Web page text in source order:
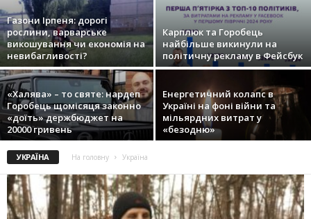
Газони Ірпеня: дорогі
рослини, варварське
викошування чи економія на
невибагливості?
Карплюк та Горобець
найбільше викинули на
політичну рекламу в Фейсбук
«Халява» – то святе: нардеп
Горобець щомісяця законно
«доїть» держбюджет на
20000 гривень
Енергетичний колапс в
Україні на фоні війни та
мільярдних витрат у
«безодню»
УКРАЇНА На головну Україна